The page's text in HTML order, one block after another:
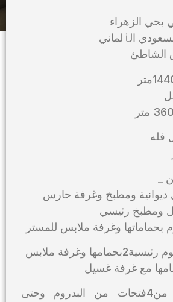
الزهراء
الٱلماني
الشاطئ
فله
_
ديوانية ومطبخ وغرفة حارس
ومطبخ رئيسي
وغرفة ملابس
مع غرفة غسيل
*مجهزة بمصعد من4فتحات من البدروم وحتى